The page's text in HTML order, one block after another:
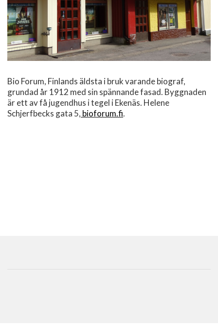
Bio Forum, Finlands äldsta i bruk varande biograf,
grundad år 1912 med sin spännande fasad. Byggnaden
är ett av få jugendhus i tegel i Ekenäs. Helene
Schjerfbecks gata 5, bioforum.fi.